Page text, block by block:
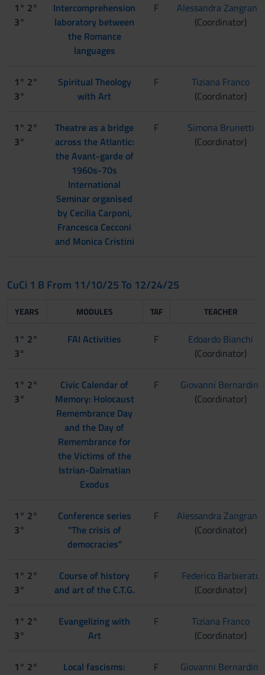
1° 2°
3°
Intercomprehension
laboratory between
the Romance
languages
F
Alessandra Zangrandi
(Coordinator)
1° 2°
3°
Spiritual Theology
with Art
F
Tiziana Franco
(Coordinator)
1° 2°
3°
Theatre as a bridge
across the Atlantic:
the Avant-garde of
1960s-70s
International
Seminar organised
by Cecilia Carponi,
Francesca Cecconi
and Monica Cristini
F
Simona Brunetti
(Coordinator)
CuCi 1 B From 11/10/25 To 12/24/25
YEARS MODULES TAF TEACHER
1° 2°
3°
FAI Activities F
Edoardo Bianchi
(Coordinator)
1° 2°
3°
Civic Calendar of
Memory: Holocaust
Remembrance Day
and the Day of
Remembrance for
the Victims of the
Istrian-Dalmatian
Exodus
F
Giovanni Bernardini
(Coordinator)
1° 2°
3°
Conference series
"The crisis of
democracies"
F
Alessandra Zangrandi
(Coordinator)
1° 2°
3°
Course of history
and art of the C.T.G.
F
Federico Barbierato
(Coordinator)
1° 2°
3°
Evangelizing with
Art
F
Tiziana Franco
(Coordinator)
1° 2°
Local fascisms:
F
Giovanni Bernardini